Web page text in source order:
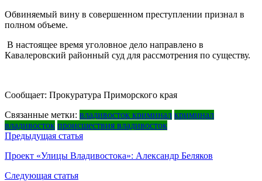
Обвиняемый вину в совершенном преступлении признал в
полном объеме.
В настоящее время уголовное дело направлено в
Кавалеровский районный суд для рассмотрения по существу.
Сообщает: Прокуратура Приморского края
Связанные метки: владивосток криминал криминал
владивосток происшествия владивосток
Навигация
по
записям
Предыдущая статья
Проект «Улицы Владивостока»: Александр Беляков
Следующая статья